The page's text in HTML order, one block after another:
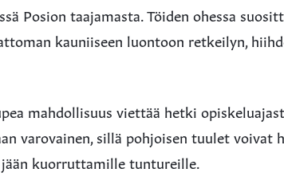
Posion taajamasta. Töiden ohessa
kauniiseen luontoon retkeilyn,
mahdollisuus viettää hetki
varovainen, sillä pohjoisen tuulet voivat
kuorruttamille tuntureille.